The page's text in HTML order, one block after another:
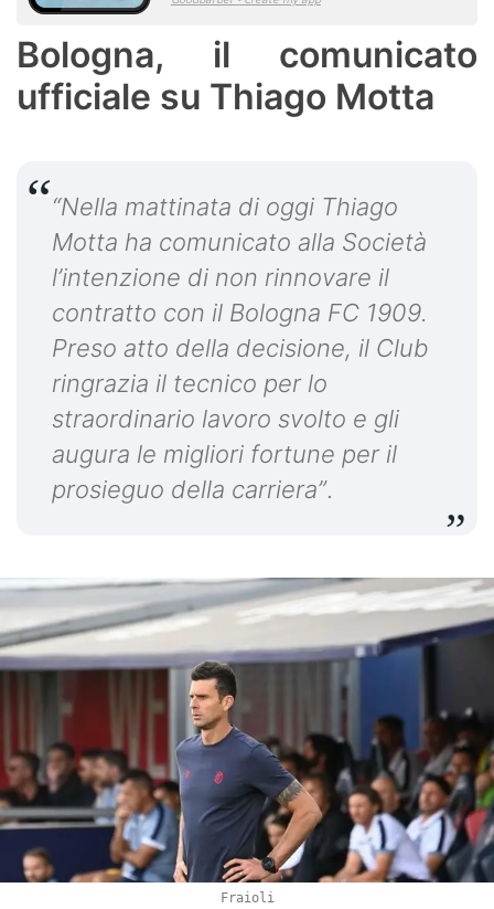
Bologna, il comunicato
ufficiale su Thiago Motta
“Nella mattinata di oggi Thiago
Motta ha comunicato alla Società
l’intenzione di non rinnovare il
contratto con il Bologna FC 1909.
Preso atto della decisione, il Club
ringrazia il tecnico per lo
straordinario lavoro svolto e gli
augura le migliori fortune per il
prosieguo della carriera”.
Fraioli